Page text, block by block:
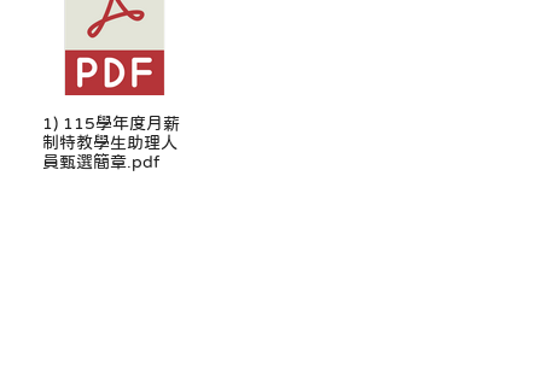
1) 115學年度月薪
制特教學生助理人
員甄選簡章.pdf